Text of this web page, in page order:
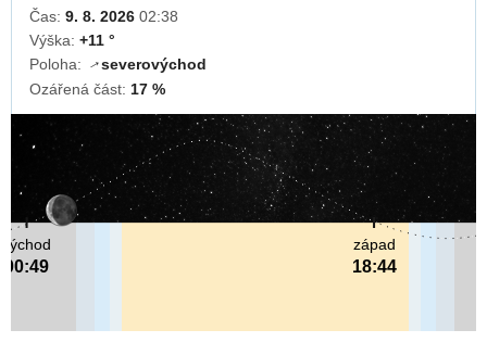
Čas: 9. 8. 2026 02:38
Výška: +11 °
Poloha:
↓severovýchod
Ozářená část: 17 %
východ
00:49
západ
18:44